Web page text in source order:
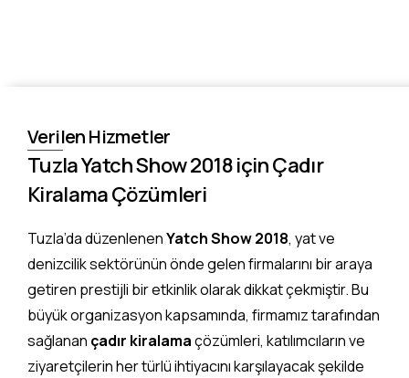
Verilen Hizmetler
Tuzla Yatch Show 2018 için Çadır
Kiralama Çözümleri
Tuzla’da düzenlenenYatch Show 2018, yat ve
denizcilik sektörünün önde gelen firmalarını bir araya
getiren prestijli bir etkinlik olarak dikkat çekmiştir. Bu
büyük organizasyon kapsamında, firmamız tarafından
sağlanan çadır kiralamaçözümleri, katılımcıların ve
ziyaretçilerin her türlü ihtiyacını karşılayacak şekilde